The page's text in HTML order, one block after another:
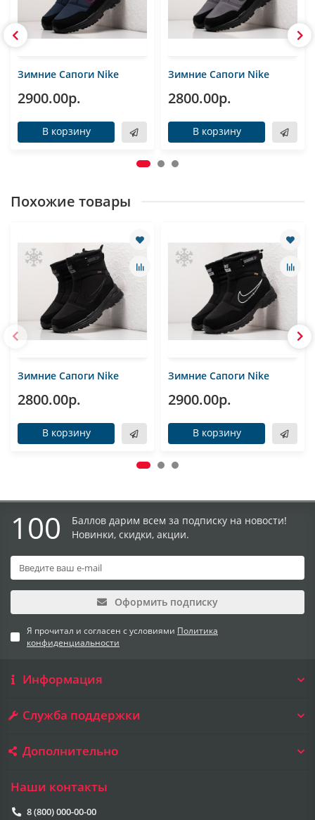
Зимние Сапоги Nike
2900.00р.
В корзину
Зимние Сапоги Nike
2800.00р.
В корзину
Похожие товары
Зимние Сапоги Nike
2800.00р.
В корзину
Зимние Сапоги Nike
2900.00р.
В корзину
100
Баллов дарим всем за подписку на новости!
Новинки, скидки, акции.
Оформить подписку
Я прочитал и согласен с условиями Политика
конфиденциальности
Информация
Служба поддержки
Дополнительно
Наши контакты
8 (800) 000-00-00